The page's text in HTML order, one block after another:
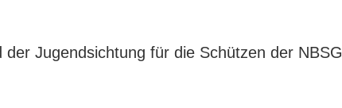
der Jugendsichtung für die Schützen der NBSG